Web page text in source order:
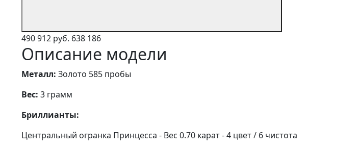
490 912 руб. 638 186
Описание модели
Металл: Золото 585 пробы
Вес: 3 грамм
Бриллианты:
Центральный огранка Принцесса - Вес 0.70 карат - 4 цвет / 6 чистота